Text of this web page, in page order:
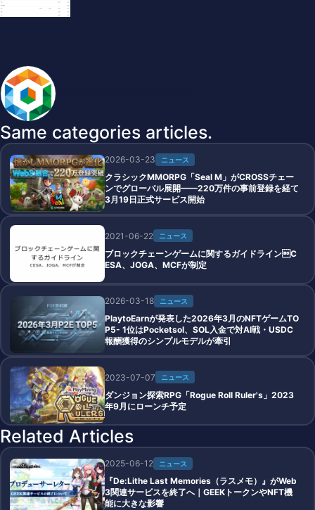
Same categories articles.
2026-03-23 ニュース
クラシックMMORPG「Seal M」がCROSSチェー
ンでグローバル展開——220万件の事前登録を経て
3月19日正式サービス開始
2021-06-22 ニュース
ブロックチェーンゲームに関するガイドラインC
ESA、JOGA、MCFが制定
2026-03-18 ニュース
PlaytoEarnが発表した2026年3月のNFTゲームTO
P5- 1位はPocketsol、SOL入金で対AI戦・USDC
報酬獲得のシンプルモデルが牽引
2023-07-07 ニュース
ダンジョン探索RPG「Rogue Roll Ruler's」2023
年9月にローンチ予定
Related Articles
2025-06-12 ニュース
『De:Lithe Last Memories（ラスメモ）』がWeb
3関連サービスを終了へ｜GEEKトークンやNFT機
能に大きな影響